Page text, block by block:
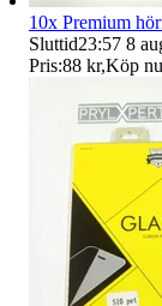
10x Premium
Sluttid23:57 8
Pris:88 kr,Köp nu